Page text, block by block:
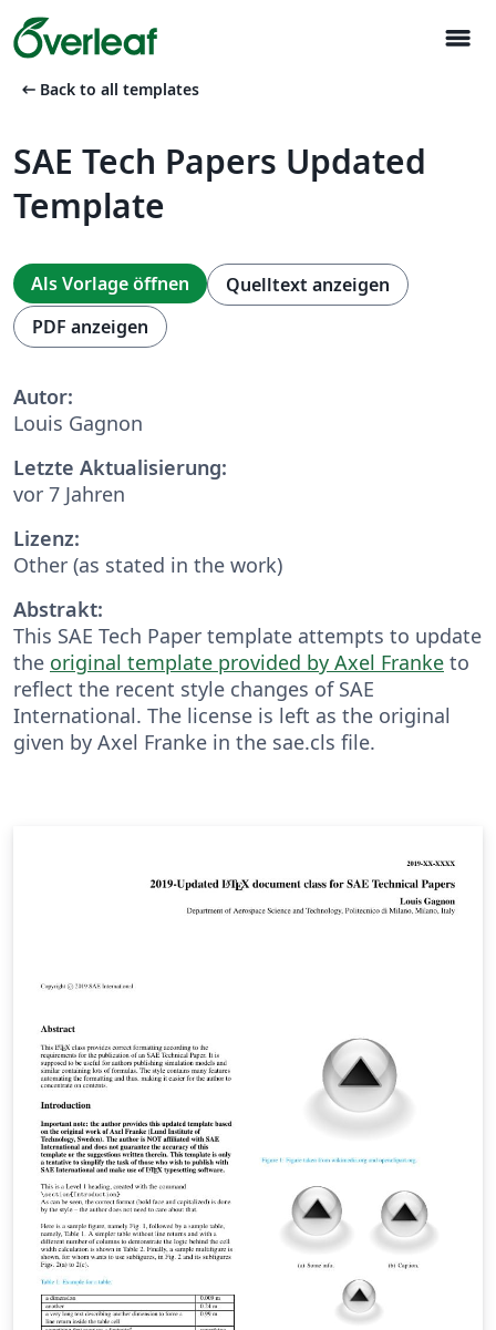
menu
arrow_left_alt Back to all templates
SAE Tech Papers Updated
Template
Als Vorlage öffnen
Quelltext anzeigen
PDF anzeigen
Autor:
Louis Gagnon
Letzte Aktualisierung:
vor 7 Jahren
Lizenz:
Other (as stated in the work)
Abstrakt:
This SAE Tech Paper template attempts to update
the original template provided by Axel Franke to
reflect the recent style changes of SAE
International. The license is left as the original
given by Axel Franke in the sae.cls file.